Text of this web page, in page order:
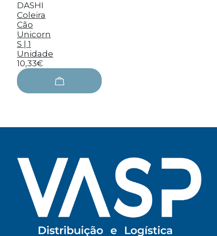
DASHI
Coleira
Cão
Unicorn
S | 1
Unidade
10,33€